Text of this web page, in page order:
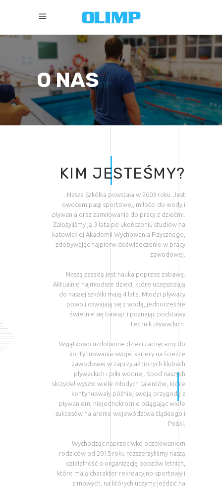
O NAS
KIM JESTEŚMY?
Nasza Szkółka powstała w 2003 roku. Jest
owocem pasji sportowej, miłości do wody i
pływania oraz zamiłowania do pracy z dziećmi.
Założyliśmy ją 3 lata po ukończeniu studiów na
katowickiej Akademii Wychowania Fizycznego,
zdobywając najpierw doświadczenie w pracy
zawodowej.
Naszą zasadą jest nauka poprzez zabawę.
Aktualnie najmłodsze dzieci, które uczęszczają
do naszej szkółki mają 4 lata. Młodzi pływacy
powoli oswajają się z wodą, jednocześnie
świetnie się bawiąc i poznając podstawy
technik pływackich.
Wyjątkowo uzdolnione dzieci zachęcamy do
kontynuowania swojej kariery na ścieżce
zawodowej w zaprzyjaźnionych klubach
pływackich i piłki wodnej. Spod naszych
skrzydeł wyszło wiele młodych talentów, które
kontynuowały później swoją przygodę z
pływaniem, niejednokrotnie osiągając wiele
sukcesów na arenie województwa śląskiego i
Polski.
Wychodząc naprzeciwko oczekiwaniom
rodziców od 2015 roku rozszerzyliśmy naszą
działalność o organizację obozów letnich,
które mają charakter rekreacyjno-sportowy i
zimowych, na których uczymy jeździć na